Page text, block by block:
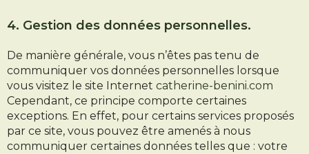
4. Gestion des données personnelles.
De manière générale, vous n’êtes pas tenu de
communiquer vos données personnelles lorsque
vous visitez le site Internet catherine-benini.com
Cependant, ce principe comporte certaines
exceptions. En effet, pour certains services proposés
par ce site, vous pouvez être amenés à nous
communiquer certaines données telles que : votre